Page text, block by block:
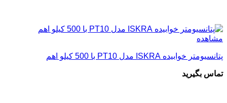
مشاهده
پتانسیومتر خوابیده ISKRA مدل PT10 با 500 کیلو اهم
تماس بگیرید